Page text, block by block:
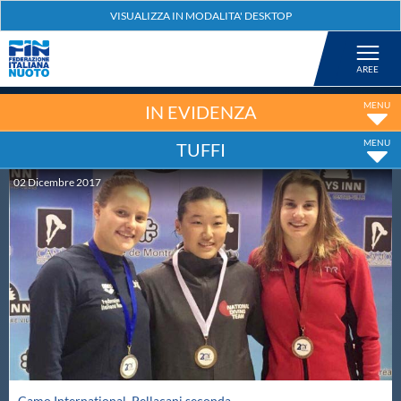
Nuoto
Tuffi
Artistico
Fondo
Salvamento
IN EVIDENZA
TUFFI
02Dicembre2017